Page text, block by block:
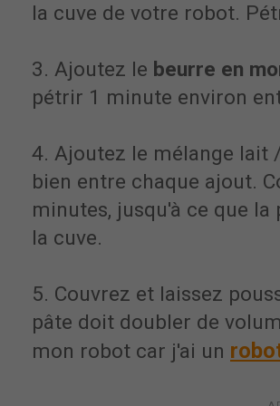
la cuve de votre robot.
3. Ajoutez le beurre en
pétrir 1 minute environ
4. Ajoutez le mélange lait
bien entre chaque ajout.
minutes, jusqu'à ce que la
la cuve.
5. Couvrez et laissez
pâte doit doubler de
mon robot car j'ai un